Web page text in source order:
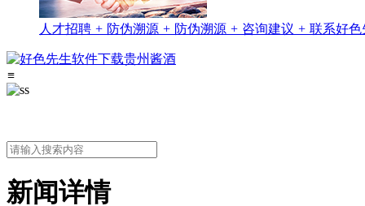
人才招聘 + 防伪溯源 + 防伪溯源 + 咨询建议 + 联系好色
≡
新闻详情